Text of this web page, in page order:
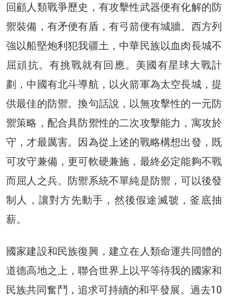
回顧人類戰爭歷史，有攻擊性武器便有化解的防
禦裝備，有矛便有盾，有弓箭便有城牆。西方列
強以船堅炮利犯我疆土，中華民族以血肉長城不
屈頑抗。有挑戰就有回應。美國有星球大戰計
劃，中國有北斗導航，以火箭軍為太空長城，提
供最佳的防禦。換句話說，以無攻擊性的一元防
禦策略，配合具防禦性的二次攻擊能力，寓攻於
守，才最厲害。因為從上述的戰略構想出發，既
可攻守兼備，更可軟硬兼施，最終必定能夠不戰
而屈人之兵。防禦系統不單純是防禦，可以後發
制人，讓對方先動手，然後假途滅虢，釜底抽
薪。
國家建設和民族復興，建立在人類命運共同體的
道德高地之上，聯合世界上以平等待我的國家和
民族共同奮鬥，追求可持續的和平發展。過去10